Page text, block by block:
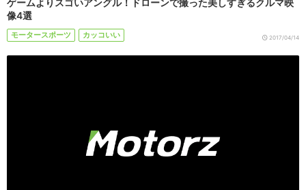
ゲームよりスゴいアングル！ドローンで撮った美しすぎるクルマ映
像4選
モータースポーツ カッコいい 2017/04/14